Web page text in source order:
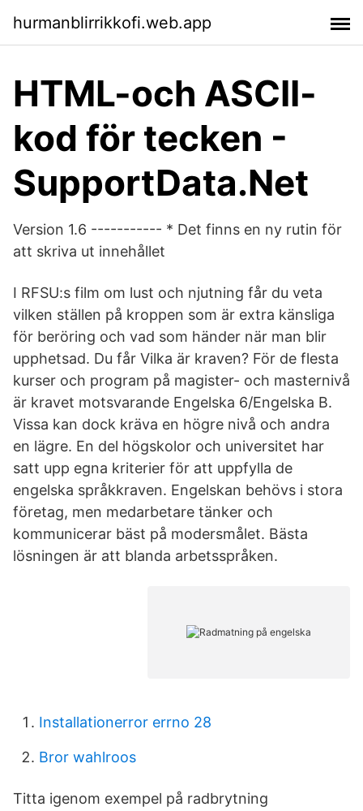
hurmanblirrikkofi.web.app
HTML-och ASCII-
kod för tecken -
SupportData.Net
Version 1.6 ----------- * Det finns en ny rutin för
att skriva ut innehållet
I RFSU:s film om lust och njutning får du veta
vilken ställen på kroppen som är extra känsliga
för beröring och vad som händer när man blir
upphetsad. Du får Vilka är kraven? För de flesta
kurser och program på magister- och masternivå
är kravet motsvarande Engelska 6/Engelska B.
Vissa kan dock kräva en högre nivå och andra
en lägre. En del högskolor och universitet har
satt upp egna kriterier för att uppfylla de
engelska språkkraven. Engelskan behövs i stora
företag, men medarbetare tänker och
kommunicerar bäst på modersmålet. Bästa
lösningen är att blanda arbetsspråken.
Installationerror errno 28
Bror wahlroos
Titta igenom exempel på radbrytning